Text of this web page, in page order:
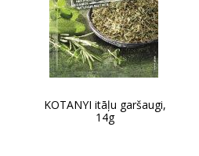
KOTANYI itāļu garšaugi,
14g